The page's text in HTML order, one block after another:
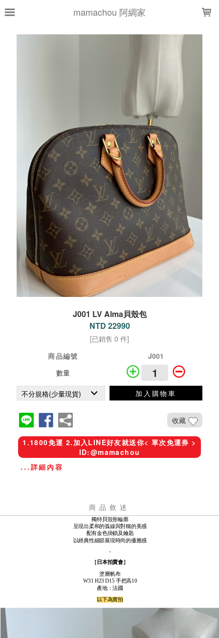
mamachou 阿綢家
J001 LV Alma貝殼包
NTD 22990
[已銷售 0 件]
商品編號
J001
數量
加入購物車
收藏
1.1800免運 2.加入LINE好友就送你< 單次免運券 >
ID:@mamachou
...詳細內容
商品敘述